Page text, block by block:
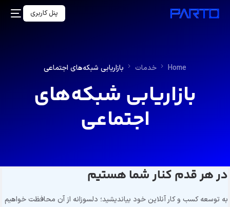
پنل کاربری
Home خدمات بازاریابی شبکه‌های اجتماعی
بازاریابی شبکه‌های
اجتماعی
در هر قدم کنار شما هستیم
به توسعه کسب و کار آنلاین خود بیاندیشید؛ دلسوزانه از آن محافظت خواهیم